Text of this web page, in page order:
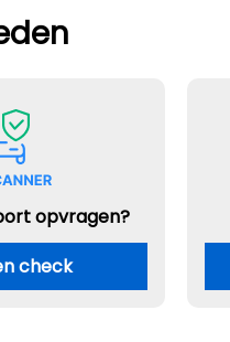
opvragen?
check